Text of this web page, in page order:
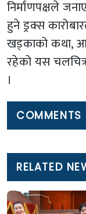
निर्माणपक्षले
हुने ड्रक्स
खड्काको कथा,
रहेको यस
।
COMMENTS
RELATED